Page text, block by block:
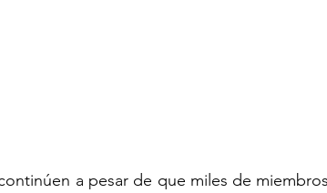
a pesar de que miles de